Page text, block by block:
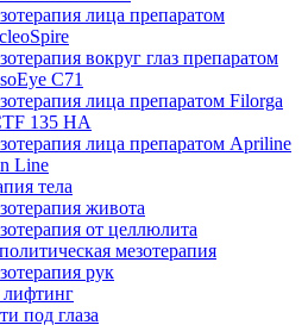
лица препаратом
вокруг глаз препаратом
С71
лица препаратом Filorga
135 HA
лица препаратом Apriline
Line
тела
живота
от целлюлита
мезотерапия
рук
под глаза